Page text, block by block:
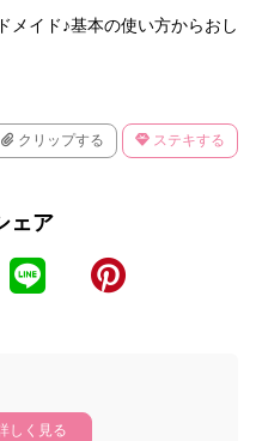
メイド♪基本の使い方からおし
クリップする ステキする
ェア
しく見る